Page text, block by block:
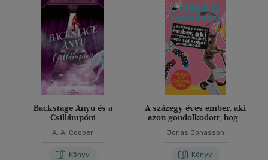
Backstage Anyu és a
Csillámpóni
A. A. Cooper
Könyv
A százegy éves ember, aki
azon gondolkodott, hogy
Jonas Jonasson
Könyv